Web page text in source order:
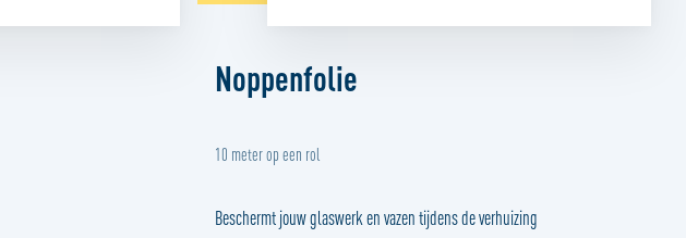
Noppenfolie
10 meter op een rol
Beschermt jouw glaswerk en vazen tijdens de verhuizing